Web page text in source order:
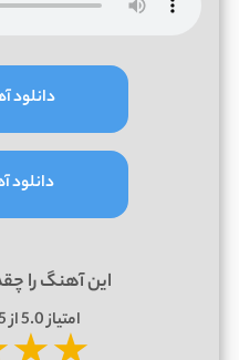
دانلود
دانلود
این آهنگ را
امتیاز5.0از 5 | بر اساس